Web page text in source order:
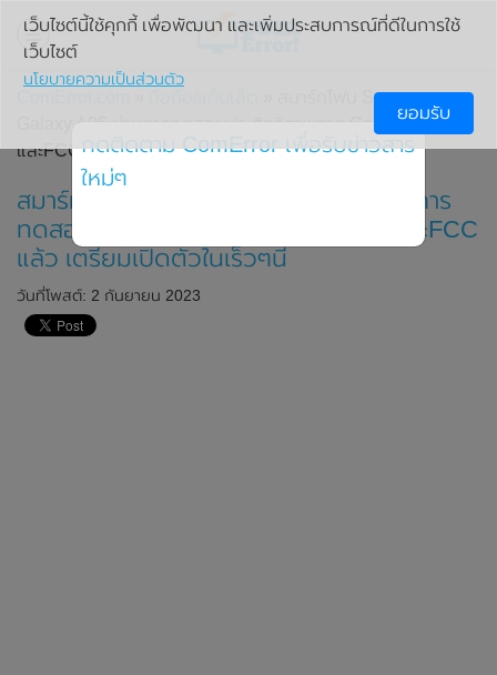
» สมาร์ทโฟน Samsung
Galaxy A05 ผ่านการทดสอบประสิทธิภาพจาก Geekbench
และFCC แล้ว เตรียมเปิดตัวในเร็วๆนี้
สมาร์ทโฟน Samsung Galaxy A05 ผ่านการ
ทดสอบประสิทธิภาพจาก Geekbench และFCC
แล้ว เตรียมเปิดตัวในเร็วๆนี้
วันที่โพสต์: 2 กันยายน 2023
เว็บไซต์นี้ใช้คุกกี้ เพื่อพัฒนา และเพิ่มประสบการณ์ที่ดีในการใช้
เว็บไซต์
นโยบายความเป็นส่วนตัว
ยอมรับ
กดติดตาม ComError เพื่อรับข่าวสาร
ใหม่ๆ